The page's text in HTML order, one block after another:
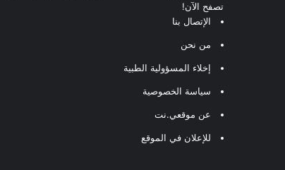
تصفح الآن!
الإتصال بنا
من نحن
إخلاء المسؤولية الطبية
سياسة الخصوصية
عن موقعي.نت
للإعلان في الموقع